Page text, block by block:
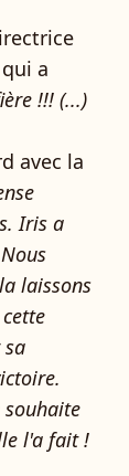
a
!!! (...)
avec la
Iris a
laissons
l'a fait !